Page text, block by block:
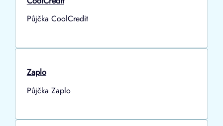
Půjčka CoolCredit
Zaplo
Půjčka Zaplo